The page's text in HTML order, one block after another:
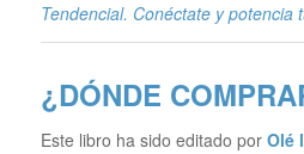
Tendencial. Conéctate y potencia
¿DÓNDE
Este libro ha sido editado por Olé